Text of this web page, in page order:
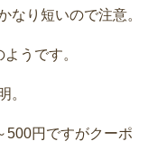
なり短いので注意。
うです。
。
500円ですがクーポ